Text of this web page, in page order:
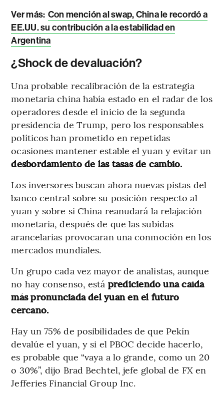
Ver más: Con mención al swap, China le recordó a
EE.UU. su contribución a la estabilidad en
Argentina
¿Shock de devaluación?
Una probable recalibración de la estrategia
monetaria china había estado en el radar de los
operadores desde el inicio de la segunda
presidencia de Trump, pero los responsables
políticos han prometido en repetidas
ocasiones mantener estable el yuan y evitar un
desbordamiento de las tasas de cambio.
Los inversores buscan ahora nuevas pistas del
banco central sobre su posición respecto al
yuan y sobre si China reanudará la relajación
monetaria, después de que las subidas
arancelarias provocaran una conmoción en los
mercados mundiales.
Un grupo cada vez mayor de analistas, aunque
no hay consenso, está prediciendo una caída
más pronunciada del yuan en el futuro
cercano.
Hay un 75% de posibilidades de que Pekín
devalúe el yuan, y si el PBOC decide hacerlo,
es probable que “vaya a lo grande, como un 20
o 30%”, dijo Brad Bechtel, jefe global de FX en
Jefferies Financial Group Inc.